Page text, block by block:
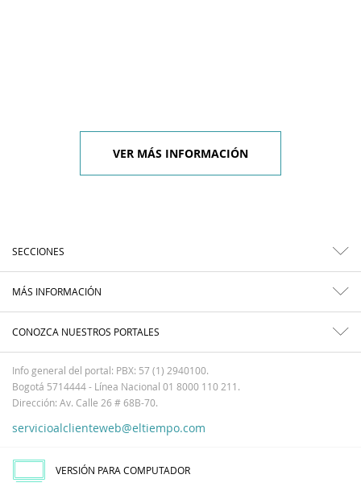
VER MÁS INFORMACIÓN
SECCIONES
MÁS INFORMACIÓN
CONOZCA NUESTROS PORTALES
Info general del portal: PBX: 57 (1) 2940100.
Bogotá 5714444 - Línea Nacional 01 8000 110 211.
Dirección: Av. Calle 26 # 68B-70.
servicioalclienteweb@eltiempo.com
VERSIÓN PARA COMPUTADOR